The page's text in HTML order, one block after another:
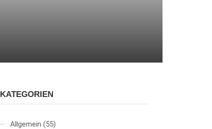
KATEGORIEN
Allgemein (55)